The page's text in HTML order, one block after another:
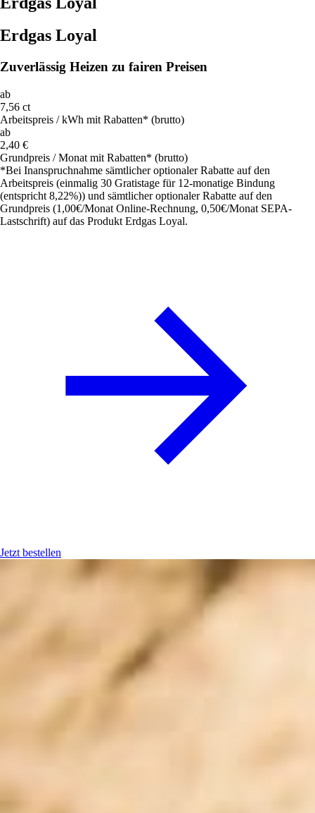
Erdgas Loyal
Zuverlässig Heizen zu fairen Preisen
ab
7,56 ct
Arbeitspreis / kWh mit Rabatten* (brutto)
ab
2,40 €
Grundpreis / Monat mit Rabatten* (brutto)
*Bei Inanspruchnahme sämtlicher optionaler Rabatte auf den
Arbeitspreis (einmalig 30 Gratistage für 12-monatige Bindung
(entspricht 8,22%)) und sämtlicher optionaler Rabatte auf den
Grundpreis (1,00€/Monat Online-Rechnung, 0,50€/Monat SEPA-
Lastschrift) auf das Produkt Erdgas Loyal.
Jetzt bestellen